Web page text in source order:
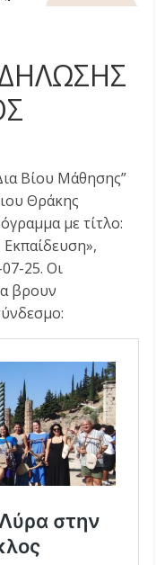
Βίου Μάθησης”
Θράκης
με τίτλο:
25. Οι
βρουν